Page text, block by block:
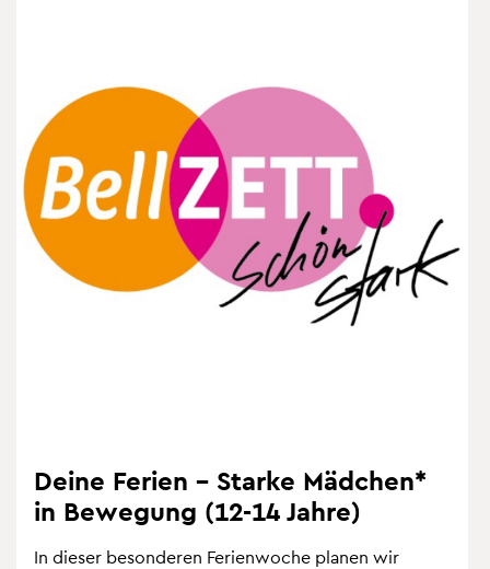
Deine Fe­ri­en – Star­ke Mäd­chen*
in Be­we­gung (12-14 Jahre)
In die­ser be­son­de­ren Fe­ri­en­wo­che pla­nen wir